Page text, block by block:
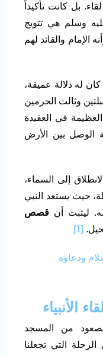
بل كانت تأكيداً
وسلم هي تتويج
الإمام والقائد لهم
له دلالة عميقة،
وثالث الحرمين
في العقيدة
الوصل بين الأرض
إلى السماء،
حيث يستعد النبي
ليثبت أن قصص
[1]
ودعاؤه
الأنبياء
من المسجد
التي تجعلنا